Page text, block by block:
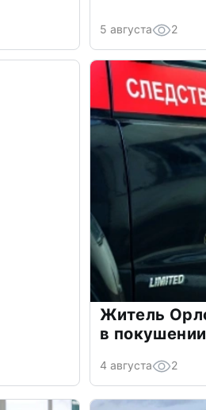
5 августа 2
Житель
в
4 августа 2